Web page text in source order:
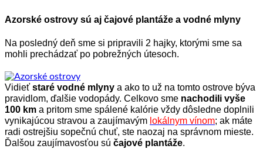
Azorské ostrovy sú aj čajové plantáže a vodné mlyny
Na posledný deň sme si pripravili 2 hajky, ktorými sme sa
mohli prechádzať po pobrežných útesoch.
Vidieť staré vodné mlyny a ako to už na tomto ostrove býva
pravidlom, ďalšie vodopády. Celkovo sme nachodili vyše
100 km a pritom sme spálené kalórie vždy dôsledne doplnili
vynikajúcou stravou a zaujímavým lokálnym vínom; ak máte
radi ostrejšiu sopečnú chuť, ste naozaj na správnom mieste.
Ďalšou zaujímavosťou sú čajové plantáže.